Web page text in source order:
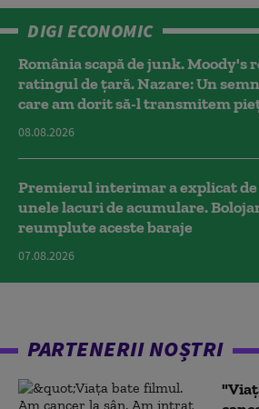
DIGI ECONOMIC
România scapă de junk. Moody's
ratingul de țară. Nazare: Un
care am dorit să-l transmitem
08.08.2026
Premierul interimar a explicat de
unele lacuri de acumulare.
reumplute aceste baraje
07.08.2026
PARTENERII NOȘTRI